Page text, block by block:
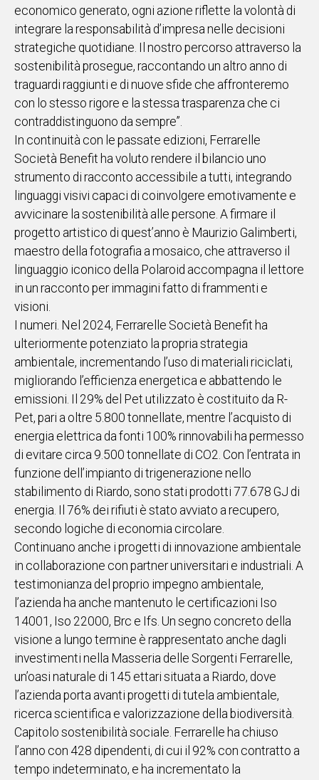
Social
economico generato, ogni azione riflette la volontà di
integrare la responsabilità d’impresa nelle decisioni
strategiche quotidiane. Il nostro percorso attraverso la
sostenibilità prosegue, raccontando un altro anno di
traguardi raggiunti e di nuove sfide che affronteremo
con lo stesso rigore e la stessa trasparenza che ci
contraddistinguono da sempre”.
In continuità con le passate edizioni, Ferrarelle
Società Benefit ha voluto rendere il bilancio uno
strumento di racconto accessibile a tutti, integrando
linguaggi visivi capaci di coinvolgere emotivamente e
avvicinare la sostenibilità alle persone. A firmare il
progetto artistico di quest’anno è Maurizio Galimberti,
maestro della fotografia a mosaico, che attraverso il
linguaggio iconico della Polaroid accompagna il lettore
in un racconto per immagini fatto di frammenti e
visioni.
I numeri. Nel 2024, Ferrarelle Società Benefit ha
ulteriormente potenziato la propria strategia
ambientale, incrementando l’uso di materiali riciclati,
migliorando l’efficienza energetica e abbattendo le
emissioni. Il 29% del Pet utilizzato è costituito da R-
Pet, pari a oltre 5.800 tonnellate, mentre l’acquisto di
energia elettrica da fonti 100% rinnovabili ha permesso
di evitare circa 9.500 tonnellate di CO2. Con l’entrata in
funzione dell’impianto di trigenerazione nello
stabilimento di Riardo, sono stati prodotti 77.678 GJ di
energia. Il 76% dei rifiuti è stato avviato a recupero,
secondo logiche di economia circolare.
Continuano anche i progetti di innovazione ambientale
in collaborazione con partner universitari e industriali. A
testimonianza del proprio impegno ambientale,
l’azienda ha anche mantenuto le certificazioni Iso
14001, Iso 22000, Brc e Ifs. Un segno concreto della
visione a lungo termine è rappresentato anche dagli
investimenti nella Masseria delle Sorgenti Ferrarelle,
un’oasi naturale di 145 ettari situata a Riardo, dove
l’azienda porta avanti progetti di tutela ambientale,
ricerca scientifica e valorizzazione della biodiversità.
Capitolo sostenibilità sociale. Ferrarelle ha chiuso
l’anno con 428 dipendenti, di cui il 92% con contratto a
tempo indeterminato, e ha incrementato la